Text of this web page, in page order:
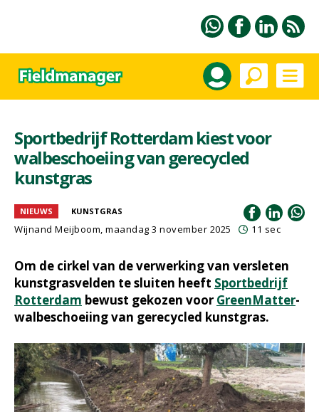
Sportbedrijf Rotterdam kiest voor
walbeschoeiing van gerecycled
kunstgras
NIEUWS KUNSTGRAS
Wijnand Meijboom, maandag 3 november 2025 11 sec
Om de cirkel van de verwerking van versleten
kunstgrasvelden te sluiten heeft Sportbedrijf
Rotterdam bewust gekozen voor GreenMatter-
walbeschoeiing van gerecycled kunstgras.